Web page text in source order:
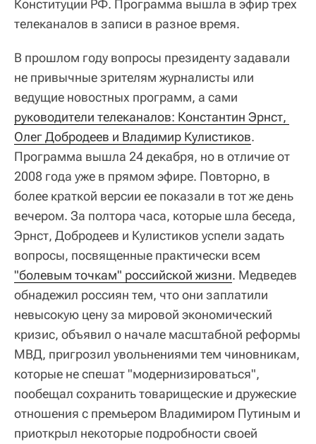
Конституции РФ. Программа вышла в эфир трех
телеканалов в записи в разное время.
В прошлом году вопросы президенту задавали
не привычные зрителям журналисты или
ведущие новостных программ, а сами
руководители телеканалов: Константин Эрнст,
Олег Добродеев и Владимир Кулистиков.
Программа вышла 24 декабря, но в отличие от
2008 года уже в прямом эфире. Повторно, в
более краткой версии ее показали в тот же день
вечером. За полтора часа, которые шла беседа,
Эрнст, Добродеев и Кулистиков успели задать
вопросы, посвященные практически всем
"болевым точкам" российской жизни. Медведев
обнадежил россиян тем, что они заплатили
невысокую цену за мировой экономический
кризис, объявил о начале масштабной реформы
МВД, пригрозил увольнениями тем чиновникам,
которые не спешат "модернизироваться",
пообещал сохранить товарищеские и дружеские
отношения с премьером Владимиром Путиным и
приоткрыл некоторые подробности своей